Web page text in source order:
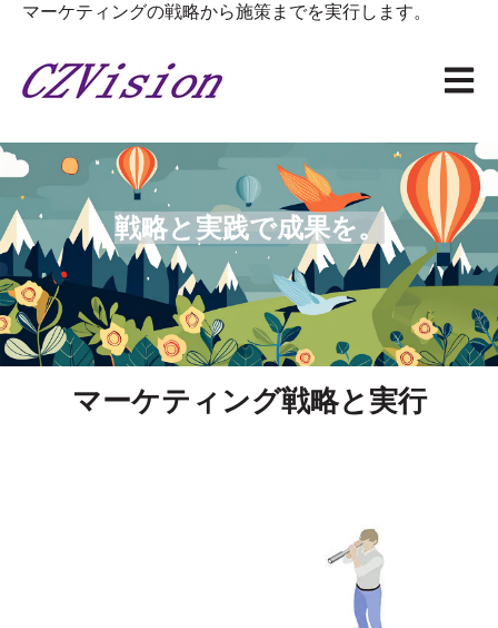
マーケティングの戦略から施策までを実行します。
メイ
戦略と実践で成果を。
マーケティング戦略と実行